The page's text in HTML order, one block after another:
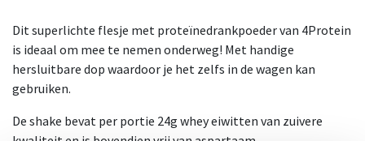
Dit superlichte flesje met proteïnedrankpoeder van 4Protein
is ideaal om mee te nemen onderweg! Met handige
hersluitbare dop waardoor je het zelfs in de wagen kan
gebruiken.
De shake bevat per portie 24g whey eiwitten van zuivere